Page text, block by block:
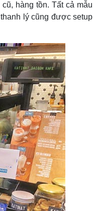
hàng tồn. Tất cả mẫu
lý cũng được setup